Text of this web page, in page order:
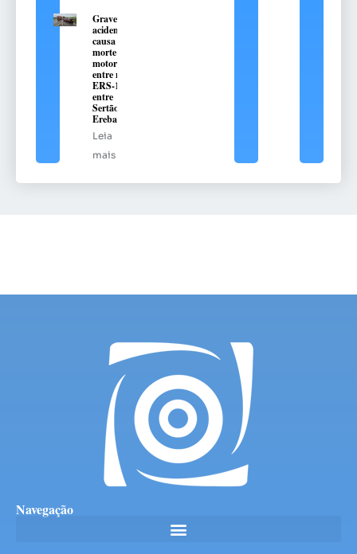
Grave
acidente
causa
morte de
motorista
entre na
ERS-135,
entre
Sertão e
Erebango
Leia
mais
Navegação